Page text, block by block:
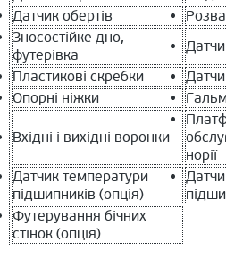
Датчик обертів
Зносостійке дно,
футерівка
Пластикові скребки
Опорні ніжки
Вхідні і вихідні воронки
норії
Датчик температури
підшипників (опція)
Футерування бічних
стінок (опція)